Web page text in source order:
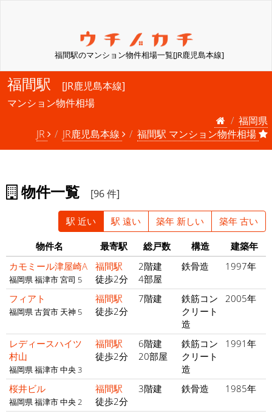
福間駅のマンション物件相場一覧[JR鹿児島本線]
福間駅
[JR鹿児島本線]
マンション物件相場
福岡県
JR
JR鹿児島本線 福間駅 マンション物件相場
物件一覧 [96 件]
駅 近い 駅 遠い 築年 新しい 築年 古い
物件名 最寄駅 総戸数 構造
建築年
カモミール津屋崎A
福岡県 福津市 宮司 5
福間駅
徒歩2分
2階建
4部屋
鉄骨造 1997年
フィアト
福岡県 古賀市 天神 5
福間駅
徒歩2分
7階建
鉄筋コン
クリート
造
2005年
レディースハイツ
村山
福岡県 福津市 中央 3
福間駅
徒歩2分
6階建
20部屋
鉄筋コン
クリート
造
1991年
桜井ビル
福岡県 福津市 中央 2
福間駅
徒歩2分
3階建 鉄骨造 1985年